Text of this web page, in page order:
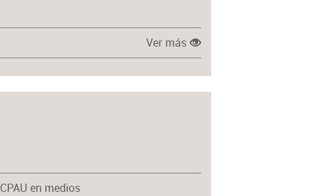
Ver más
CPAU en medios